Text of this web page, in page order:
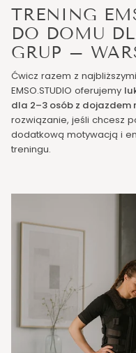
TRENING
DO DOMU
GRUP –
Ćwicz razem z
EMSO.STUDIO oferujemy
dla 2–3 osób z dojazdem
rozwiązanie, jeśli chcesz
dodatkową motywacją i
treningu.